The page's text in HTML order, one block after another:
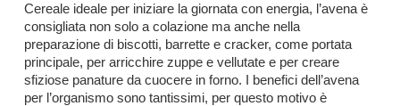
insetti
Cereale ideale per iniziare la giornata con energia, l’avena è
consigliata non solo a colazione ma anche nella
preparazione di biscotti, barrette e cracker, come portata
principale, per arricchire zuppe e vellutate e per creare
sfiziose panature da cuocere in forno. I benefici dell’avena
per l’organismo sono tantissimi, per questo motivo è